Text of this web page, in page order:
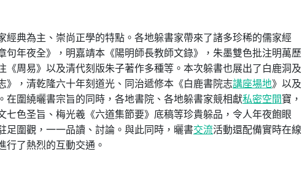
經典為主、崇尚正學的特點。各地躲書家帶來了諸多珍稀的儒家經
句年夜全》，明嘉靖本《陽明師長教師文錄》，朱墨雙色批注明萬歷
《周易》以及清代刻版朱子著作多種等。本次躲書也展出了白鹿洞及
》，清乾隆六十年刻道光、同治遞修本《白鹿書院志講座場地》以及
在圍繞曬書宗旨的同時，各地書院、各地躲書家競相獻私密空間寶，
七色圣旨、梅光羲《六道集節要》底稿等珍貴躲品，令人年夜飽眼
足圍觀，一一品讀、討論。與此同時，曬書交流活動還配備實時在線
行了熱烈的互動交通。